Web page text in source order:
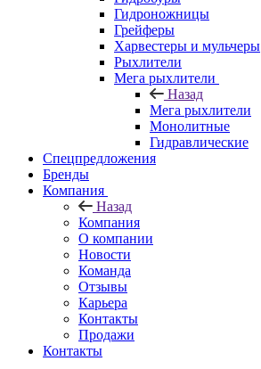
Гидроножницы
Грейферы
Харвестеры и мульчеры
Рыхлители
Мега рыхлители
Назад
Мега рыхлители
Монолитные
Гидравлические
Спецпредложения
Бренды
Компания
Назад
Компания
О компании
Новости
Команда
Отзывы
Карьера
Контакты
Продажи
Контакты